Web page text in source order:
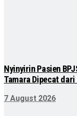
Nyinyirin Pasien
Tamara Dipecat dari
7 August 2026